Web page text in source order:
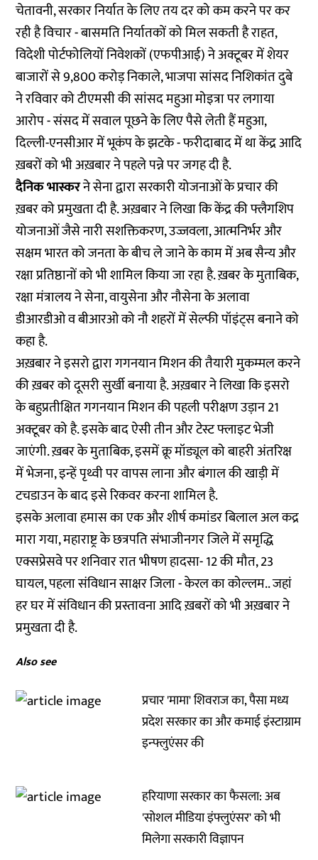
चेतावनी, सरकार निर्यात के लिए तय दर को कम करने पर कर
रही है विचार - बासमति निर्यातकों को मिल सकती है राहत,
विदेशी पोर्टफोलियों निवेशकों (एफपीआई) ने अक्टूबर में शेयर
बाजारों से 9,800 करोड़ निकाले, भाजपा सांसद निशिकांत दुबे
ने रविवार को टीएमसी की सांसद महुआ मोइत्रा पर लगाया
आरोप - संसद में सवाल पूछने के लिए पैसे लेती हैं महुआ,
दिल्ली-एनसीआर में भूकंप के झटके - फरीदाबाद में था केंद्र आदि
ख़बरों को भी अख़बार ने पहले पन्ने पर जगह दी है.
दैनिक भास्करने सेना द्वारा सरकारी योजनाओं के प्रचार की
ख़बर को प्रमुखता दी है. अख़बार ने लिखा कि केंद्र की फ्लैगशिप
योजनाओं जैसे नारी सशक्तिकरण, उज्जवला, आत्मनिर्भर और
सक्षम भारत को जनता के बीच ले जाने के काम में अब सैन्य और
रक्षा प्रतिष्ठानों को भी शामिल किया जा रहा है. ख़बर के मुताबिक,
रक्षा मंत्रालय ने सेना, वायुसेना और नौसेना के अलावा
डीआरडीओ व बीआरओ को नौ शहरों में सेल्फी पॉइंट्स बनाने को
कहा है.
अख़बार ने इसरो द्वारा गगनयान मिशन की तैयारी मुकम्मल करने
की ख़बर को दूसरी सुर्खी बनाया है. अख़बार ने लिखा कि इसरो
के बहुप्रतीक्षित गगनयान मिशन की पहली परीक्षण उड़ान 21
अक्टूबर को है. इसके बाद ऐसी तीन और टेस्ट फ्लाइट भेजी
जाएंगी. ख़बर के मुताबिक, इसमें क्रू मॉड्यूल को बाहरी अंतरिक्ष
में भेजना, इन्हें पृथ्वी पर वापस लाना और बंगाल की खाड़ी में
टचडाउन के बाद इसे रिकवर करना शामिल है.
इसके अलावा हमास का एक और शीर्ष कमांडर बिलाल अल कद्र
मारा गया, महाराष्ट्र के छत्रपति संभाजीनगर जिले में समृद्धि
एक्सप्रेसवे पर शनिवार रात भीषण हादसा- 12 की मौत, 23
घायल, पहला संविधान साक्षर जिला - केरल का कोल्लम.. जहां
हर घर में संविधान की प्रस्तावना आदि ख़बरों को भी अख़बार ने
प्रमुखता दी है.
Also see
प्रचार 'मामा' शिवराज का, पैसा मध्य
प्रदेश सरकार का और कमाई इंस्टाग्राम
इन्फ्लुएंसर की
हरियाणा सरकार का फैसला: अब
'सोशल मीडिया इंफ्लुएंसर' को भी
मिलेगा सरकारी विज्ञापन